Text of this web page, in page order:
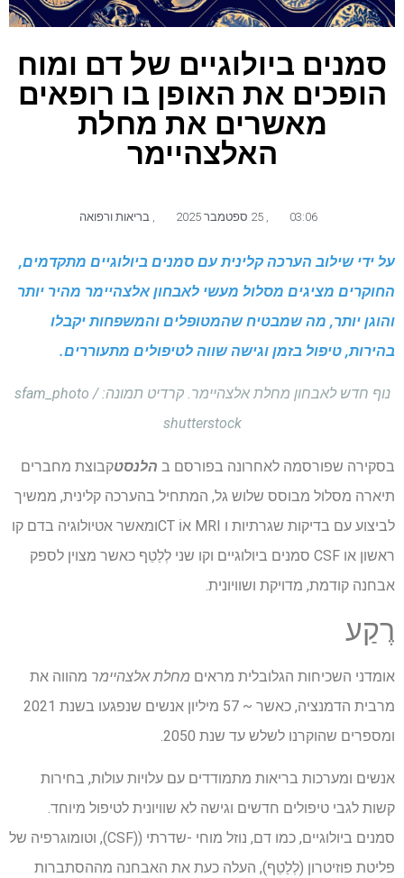
סמנים ביולוגיים של דם ומוח
הופכים את האופן בו רופאים
מאשרים את מחלת
האלצהיימר
03:06 בריאות ורפואה
על ידי שילוב הערכה קלינית עם סמנים ביולוגיים מתקדמים,
החוקרים מציגים מסלול מעשי לאבחון אלצהיימר מהיר יותר
והוגן יותר, מה שמבטיח שהמטופלים והמשפחות יקבלו
בהירות, טיפול בזמן וגישה שווה לטיפולים מתעוררים.
נוף חדש לאבחון מחלת אלצהיימר. קרדיט תמונה: sfam_photo /
shutterstock
בסקירה שפורסמה לאחרונה בפורסם ב הלנסטקבוצת מחברים
תיארה מסלול מבוסס שלוש גל, המתחיל בהערכה קלינית, ממשיך
לביצוע עם בדיקות שגרתיות ו MRI אוֹ CTומאשר אטיולוגיה בדם קו
ראשון או CSF סמנים ביולוגיים וקו שני לְלַטֵף כאשר מצוין לספק
אבחנה קודמת, מדויקת ושוויונית.
רֶקַע
אומדני השכיחות הגלובלית מראים מחלת אלצהיימר מהווה את
מרבית הדמנציה, כאשר ~ 57 מיליון אנשים שנפגעו בשנת 2021
ומספרים שהוקרנו לשלש עד שנת 2050.
אנשים ומערכות בריאות מתמודדים עם עלויות עולות, בחירות
קשות לגבי טיפולים חדשים וגישה לא שוויונית לטיפול מיוחד.
סמנים ביולוגיים, כמו דם, נוזל מוחי -שדרתי ((CSF), וטומוגרפיה של
פליטת פוזיטרון (לְלַטֵף), העלה כעת את האבחנה מההסתברות